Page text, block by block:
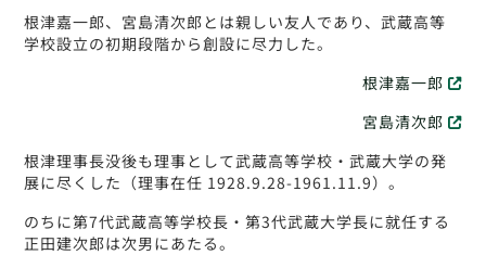
根津嘉一郎、宮島清次郎とは親しい友人であり、武蔵高等
学校設立の初期段階から創設に尽力した。
根津嘉一郎
宮島清次郎
根津理事長没後も理事として武蔵高等学校・武蔵大学の発
展に尽くした（理事在任 1928.9.28-1961.11.9）。
のちに第7代武蔵高等学校長・第3代武蔵大学長に就任する
正田建次郎は次男にあたる。